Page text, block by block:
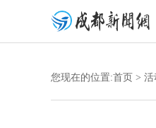
您现在的位置:首页 > 活